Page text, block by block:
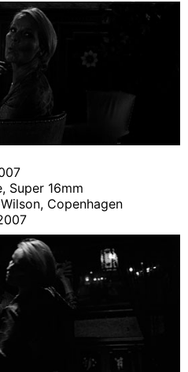
Super 16mm
Copenhagen